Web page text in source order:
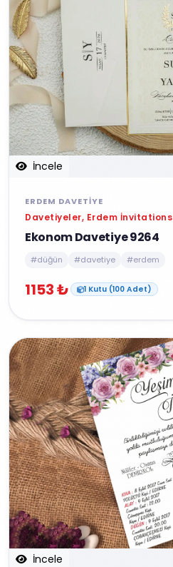
İncele
ERDEM DAVETIYE
Davetiyeler, Erdem İnvitations
Ekonom Davetiye 9264
#düğün #davetiye #erdem
1153 ₺ 1 Kutu (100 Adet)
İncele